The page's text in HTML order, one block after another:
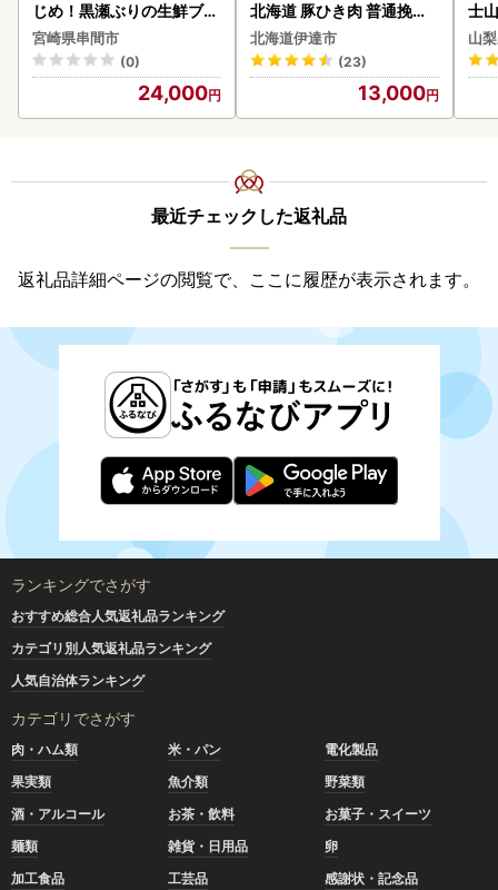
じめ！黒瀬ぶりの生鮮ブリ
ロイン2節（1.0kg前後）_
K001-012-2609
宮崎県串間市
(0)
24,000
北海道 豚ひき肉 普通挽き
200g 10パック 計2kg
北海道伊達市
(23)
13,000
士
山
最近チェックした返礼品
返礼品詳細ページの閲覧で、ここに履歴が表示されます。
ランキングでさがす
おすすめ総合人気返礼品ランキング
カテゴリ別人気返礼品ランキング
人気自治体ランキング
カテゴリでさがす
肉・ハム類 米・パン
電化製品
果実類
魚介類
野菜類
酒・アルコール
お茶・飲料
お菓子・スイーツ
麺類
雑貨・日用品
卵
加工食品
工芸品
感謝状・記念品